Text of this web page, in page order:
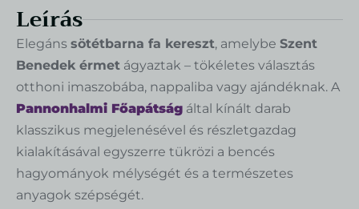
Leírás
Elegáns sötétbarna fa kereszt, amelybe Szent
Benedek érmet ágyaztak – tökéletes választás
otthoni imaszobába, nappaliba vagy ajándéknak. A
Pannonhalmi Főapátság által kínált darab
klasszikus megjelenésével és részletgazdag
kialakításával egyszerre tükrözi a bencés
hagyományok mélységét és a természetes
anyagok szépségét.